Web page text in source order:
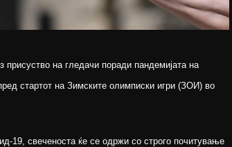
присуство на гледачи поради пандемијата на
стартот на Зимските олимписки игри (ЗОИ) во
19, свеченоста ќе се одржи со строго почитување